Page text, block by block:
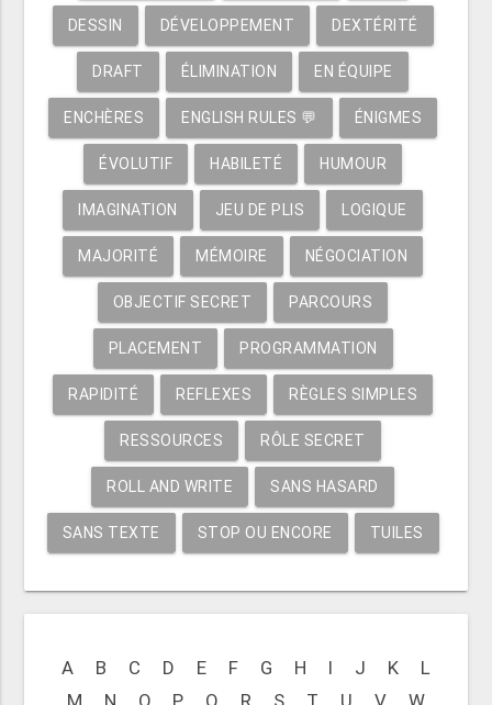
DESSIN DÉVELOPPEMENT DEXTÉRITÉ
DRAFT ÉLIMINATION EN ÉQUIPE
ENCHÈRES ENGLISH RULES 💬 ÉNIGMES
ÉVOLUTIF HABILETÉ HUMOUR
IMAGINATION JEU DE PLIS LOGIQUE
MAJORITÉ MÉMOIRE NÉGOCIATION
OBJECTIF SECRET PARCOURS
PLACEMENT PROGRAMMATION
RAPIDITÉ REFLEXES RÈGLES SIMPLES
RESSOURCES RÔLE SECRET
ROLL AND WRITE SANS HASARD
SANS TEXTE STOP OU ENCORE TUILES
A B C D E F G H I J K
L